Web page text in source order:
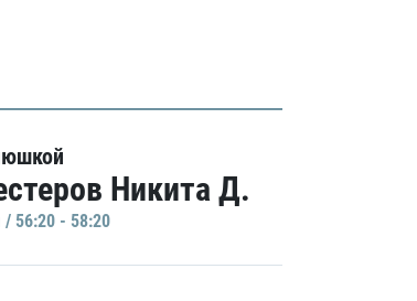
Никита Д.
56:20 - 58:20